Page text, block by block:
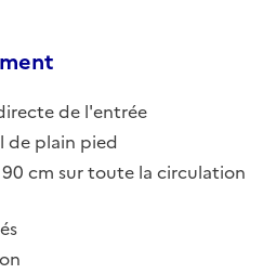
de l'entrée
de plain pied
cm sur toute la circulation